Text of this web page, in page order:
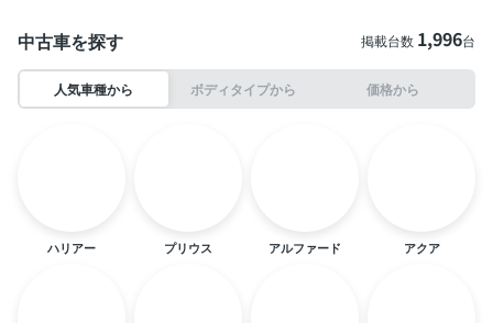
中古車を探す 掲載台数 1,996台
人気車種から ボディタイプから 価格から
ハリアー プリウス アルファード アクア